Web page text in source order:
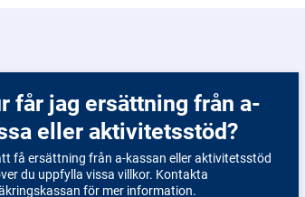
eller aktivitetsstöd?
få ersättning från a-kassan eller aktivitetsstöd
du uppfylla vissa villkor. Kontakta
för mer information.